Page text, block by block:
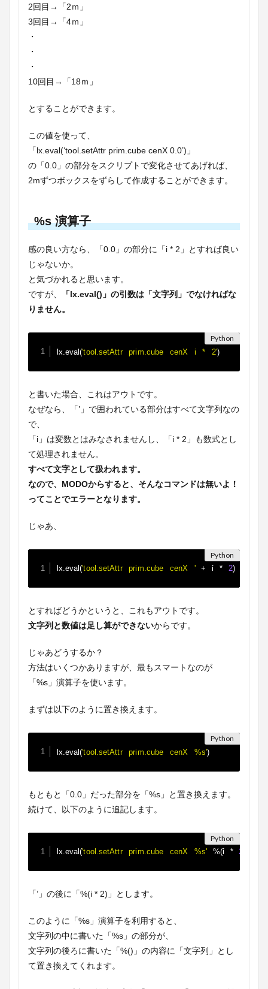
2回目→「2ｍ」
3回目→「4ｍ」
・
・
・
10回目→「18ｍ」
とすることができます。
この値を使って、
「lx.eval(‘tool.setAttr prim.cube cenX 0.0’)」
の「0.0」の部分をスクリプトで変化させてあげれば、
2mずつボックスをずらして作成することができます。
%s 演算子
感の良い方なら、「0.0」の部分に「i * 2」とすれば良い
じゃないか。
と気づかれると思います。
ですが、
「lx.eval()」の引数は「文字列」でなければな
りません。
lx eval('tool.setAttr prim.cube cenX i * 2')
と書いた場合、これはアウトです。
なぜなら、「’」で囲われている部分はすべて文字列なの
で、
「i」は変数とはみなされませんし、「i * 2」も数式とし
て処理されません。
すべて文字として扱われます。
なので、MODOからすると、そんなコマンドは無いよ！
ってことでエラーとなります。
じゃあ、
lx.eval('tool.setAttr prim.cube cenX ' + i * 2)
とすればどうかというと、これもアウトです。
文字列と数値は足し算ができないからです。
じゃあどうするか？
方法はいくつかありますが、最もスマートなのが
「%s」演算子を使います。
まずは以下のように置き換えます。
lx eval('tool.setAttr prim.cube cenX %s')
もともと「0.0」だった部分を「%s」と置き換えます。
続けて、以下のように追記します。
lx.eval('tool.setAttr prim.cube cenX %s' %(i * 2
「’」の後に「%(i * 2)」とします。
このように「%s」演算子を利用すると、
文字列の中に書いた「%s」の部分が、
文字列の後ろに書いた「%()」の内容に「文字列」とし
て置き換えてくれます。